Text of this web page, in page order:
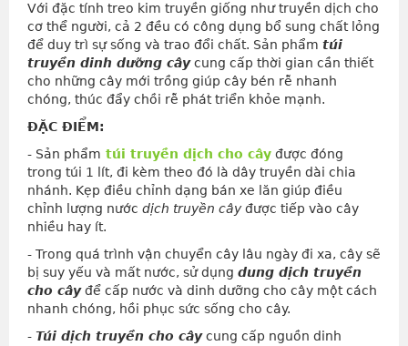
Với đặc tính treo kim truyền giống như truyền dịch cho
cơ thể người, cả 2 đều có công dụng bổ sung chất lỏng
để duy trì sự sống và trao đổi chất. Sản phẩm túi
truyền dinh dưỡng câycung cấp thời gian cần thiết
cho những cây mới trồng giúp cây bén rễ nhanh
chóng, thúc đẩy chồi rễ phát triển khỏe mạnh.
ĐẶC ĐIỂM:
- Sản phẩm túi truyền dịch cho cây được đóng
trong túi 1 lít, đi kèm theo đó là dây truyền dài chia
nhánh. Kẹp điều chỉnh dạng bán xe lăn giúp điều
chỉnh lượng nước dịch truyền câyđược tiếp vào cây
nhiều hay ít.
- Trong quá trình vận chuyển cây lâu ngày đi xa, cây sẽ
bị suy yếu và mất nước, sử dụng dung dịch truyền
cho câyđể cấp nước và dinh dưỡng cho cây một cách
nhanh chóng, hồi phục sức sống cho cây.
- Túi dịch truyền cho câycung cấp nguồn dinh